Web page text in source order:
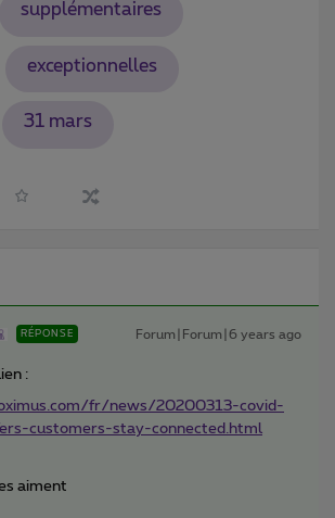
supplémentaires
exceptionnelles
31 mars
RÉPONSE Forum|Forum|6 years ago
:
fr/news/20200313-covid-
customers-stay-connected.html
aiment